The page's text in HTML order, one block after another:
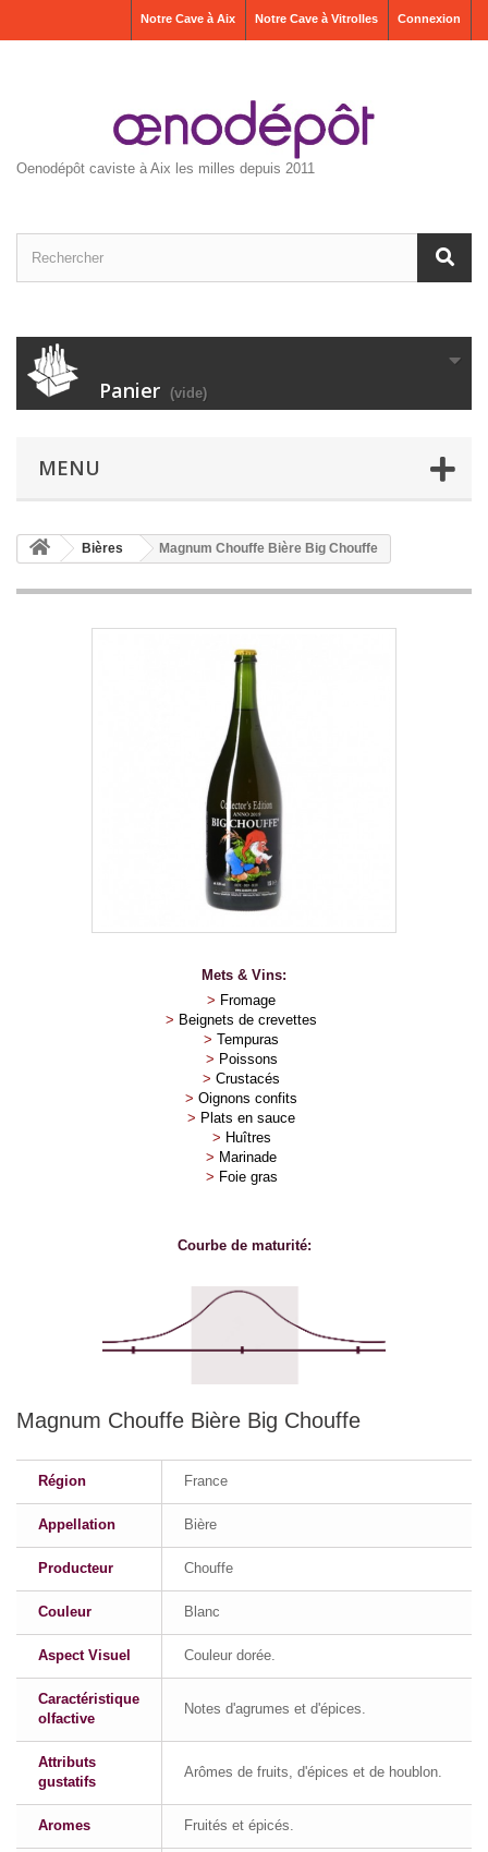
Connexion
Notre Cave à Vitrolles
Notre Cave à Aix
Oenodépôt caviste à Aix les milles depuis 2011
Panier (vide)
MENU
Bières Magnum Chouffe Bière Big Chouffe
Mets & Vins:
> Fromage
> Beignets de crevettes
> Tempuras
> Poissons
> Crustacés
> Oignons confits
> Plats en sauce
> Huîtres
> Marinade
> Foie gras
Courbe de maturité:
Magnum Chouffe Bière Big Chouffe
Région France
Appellation Bière
Producteur Chouffe
Couleur Blanc
Aspect Visuel Couleur dorée.
Caractéristique
olfactive
Notes d'agrumes et d'épices.
Attributs
gustatifs
Arômes de fruits, d'épices et de houblon.
Aromes Fruités et épicés.